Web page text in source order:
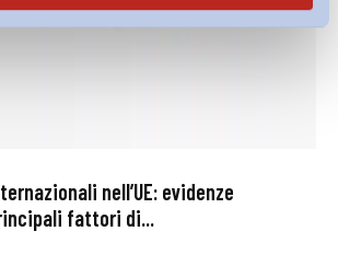
nell’UE: evidenze
fattori di...